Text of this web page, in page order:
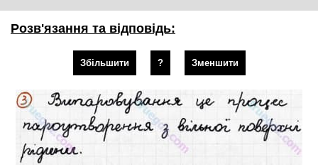
Розв'язання та відповідь:
Збільшити ? Зменшити